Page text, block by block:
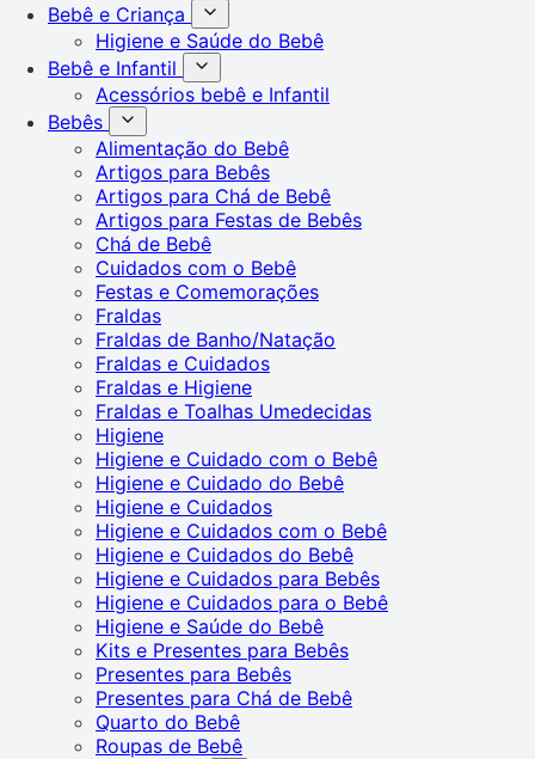
Bebê e Criança
Higiene e Saúde do Bebê
Bebê e Infantil
Acessórios bebê e Infantil
Bebês
Alimentação do Bebê
Artigos para Bebês
Artigos para Chá de Bebê
Artigos para Festas de Bebês
Chá de Bebê
Cuidados com o Bebê
Festas e Comemorações
Fraldas
Fraldas de Banho/Natação
Fraldas e Cuidados
Fraldas e Higiene
Fraldas e Toalhas Umedecidas
Higiene
Higiene e Cuidado com o Bebê
Higiene e Cuidado do Bebê
Higiene e Cuidados
Higiene e Cuidados com o Bebê
Higiene e Cuidados do Bebê
Higiene e Cuidados para Bebês
Higiene e Cuidados para o Bebê
Higiene e Saúde do Bebê
Kits e Presentes para Bebês
Presentes para Bebês
Presentes para Chá de Bebê
Quarto do Bebê
Roupas de Bebê